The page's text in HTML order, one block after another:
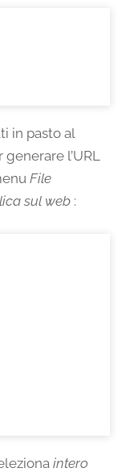
in pasto al
l’URL
File
sul web :
intero